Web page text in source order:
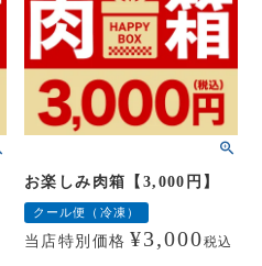
お楽しみ肉箱【3,000円】
クール便（冷凍）
当店特別価格 ¥3,000税込